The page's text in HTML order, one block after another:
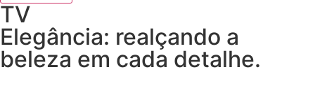
TV
Elegância: realçando a
beleza em cada detalhe.